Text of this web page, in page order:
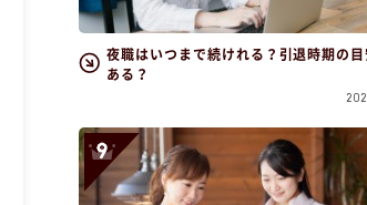
夜職はいつまで続けれる？引退時期の目
ある？